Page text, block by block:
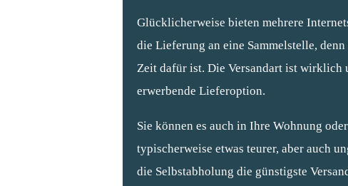
Glücklicherweise bieten mehrere
die Lieferung an eine Sammelstelle,
Zeit dafür ist. Die Versandart ist wirklich
erwerbende Lieferoption.
Sie können es auch in Ihre Wohnung
typischerweise etwas teurer, aber auch
die Selbstabholung die günstigste